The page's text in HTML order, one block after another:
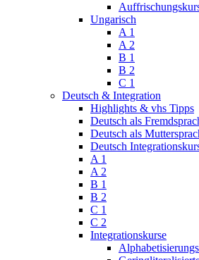
Ungarisch
A 1
A 2
B 1
B 2
C 1
Deutsch & Integration
Highlights & vhs Tipps
Deutsch als
Deutsch als
Deutsch
A 1
A 2
B 1
B 2
C 1
C 2
Integrationskurse